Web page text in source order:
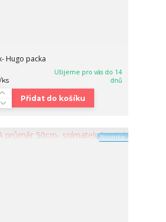
Hugo packa
/ks
Ušijeme pro vás do 14
dnů
Přidat do košíku
Novinka